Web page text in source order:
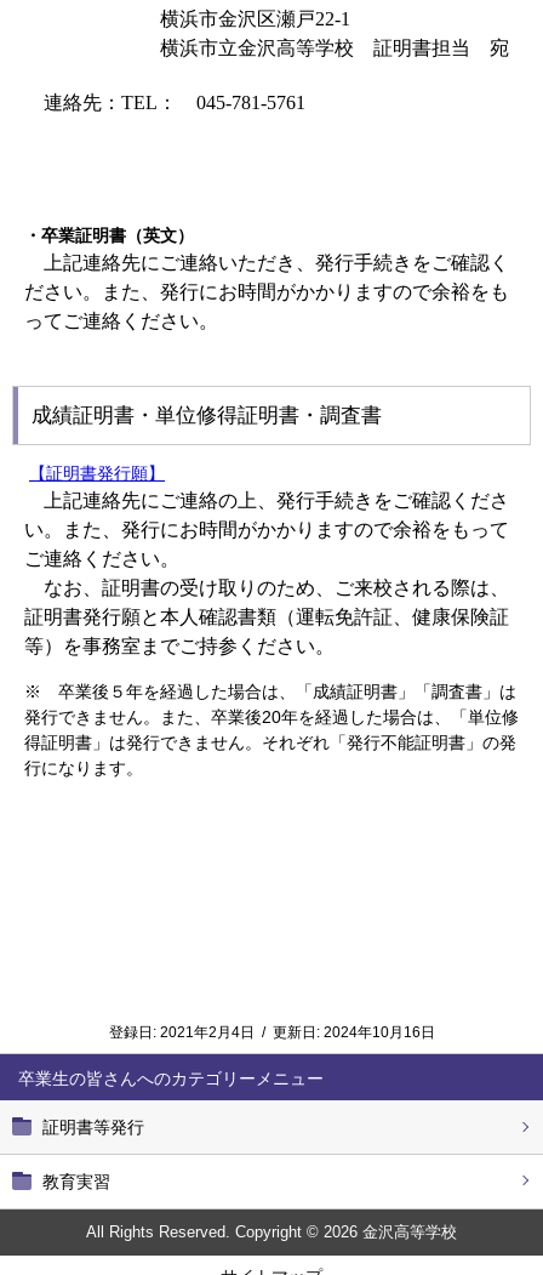
卒業生の皆さんへ
証明書等発行
教育実習
横浜市金沢区瀬戸22-1
横浜市立金沢高等学校 証明書担当 宛
連絡先：TEL： 045-781-5761
・卒業証明書（英文）
上記連絡先にご連絡いただき、発行手続きをご確認く
ださい。また、 発行にお時間がかかりますので余裕をも
ってご連絡ください。
成績証明書・単位修得証明書・調査書
【証明書発行願】
上記連絡先にご連絡の上、発行手続きをご確認くださ
い。また、 発行にお時間がかかりますので余裕をもって
ご連絡ください。
なお、証明書の受け取りのため、ご来校される際は、
証明書発行願と本人確認書類（運転免許証、健康保険証
等）を事務室までご持参ください。
※ 卒業後５年を経過した場合は、「成績証明書」「調査書」は
発行できません。また、卒業後20年を経過した場合は、「単位修
得証明書」は発行できません。それぞれ「発行不能証明書」の発
行になります。
登録日: 2021年2月4日 / 更新日: 2024年10月16日
All Rights Reserved. Copyright © 2026 金沢高等学校